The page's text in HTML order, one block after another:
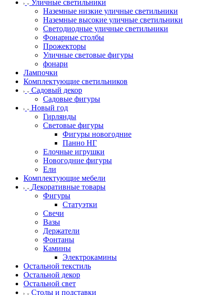
Уличные светильники
Наземные низкие уличные светильники
Наземные высокие уличные светильники
Светодиодные уличные светильники
Фонарные столбы
Прожекторы
Уличные световые фигуры
фонари
Лампочки
Комплектующие светильников
Садовый декор
Садовые фигуры
Новый год
Гирлянды
Световые фигуры
Фигуры новогодние
Панно НГ
Елочные игрушки
Новогодние фигуры
Ели
Комплектующие мебели
Декоративные товары
Фигуры
Статуэтки
Свечи
Вазы
Держатели
Фонтаны
Камины
Электрокамины
Остальной текстиль
Остальной декор
Остальной свет
Столы и подставки